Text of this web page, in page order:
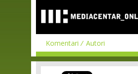
main
content
Komentari Autori